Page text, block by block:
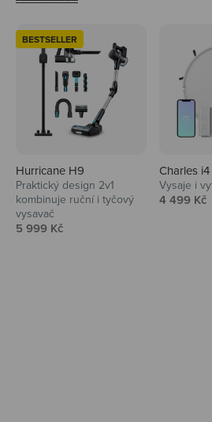
BESTSELLER
Hurricane H9
Praktický design 2v1
kombinuje ruční i tyčový
vysavač
Prodejní cena
5 999 Kč
Charles
Vysaje i
Prodejní
4 499 Kč
Audio
Niceboy sluchátka a repráky ti
do noty.